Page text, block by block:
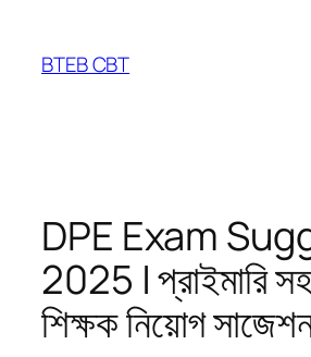
content
BTEB CBT
DPE Exam
2025 | প্রাইমারি
শিক্ষক নিয়োগ